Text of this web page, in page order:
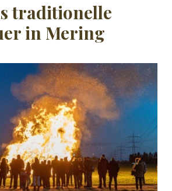
traditionelle
in Mering